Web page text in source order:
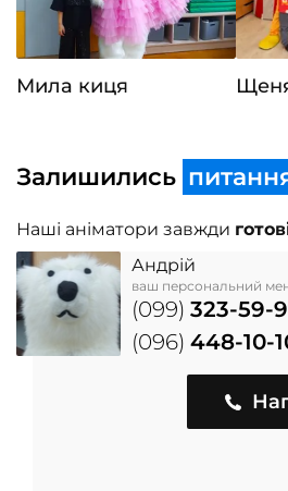
Мила киця
Залишились
Наші аніматори завжди
Андрій
ваш персональний
(099) 323-59-
(096) 448-10-